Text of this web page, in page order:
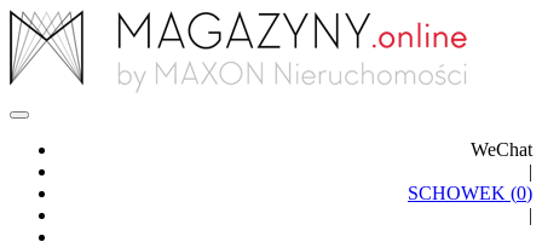
WeChat
|
SCHOWEK (0)
|